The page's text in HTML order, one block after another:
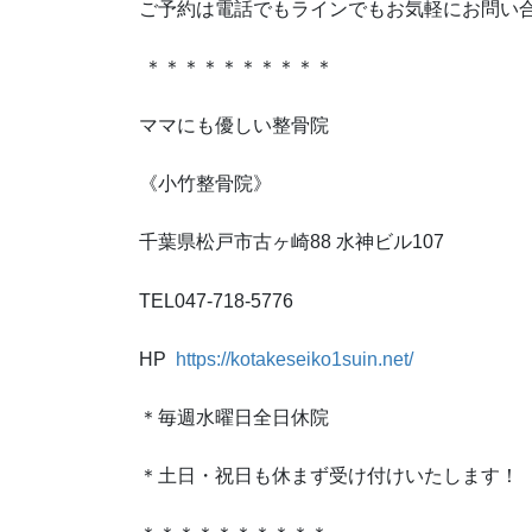
ご予約は電話でもラインでもお気軽にお問い
＊＊＊＊＊＊＊＊＊＊
ママにも優しい整骨院
《小竹整骨院》
千葉県松戸市古ヶ崎88 水神ビル107
TEL047-718-5776
HP https://kotakeseiko1suin.net/
＊毎週水曜日全日休院
＊土日・祝日も休まず受け付けいたします！